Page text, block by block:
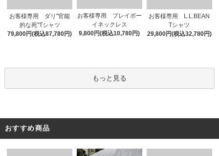
お客様専用 ダリ"官能
的な死"Tシャツ
79,800円(税込87,780円)
お客様専用 プレイボー
イネックレス
9,800円(税込10,780円)
お客様専用 L.L.BEAN
Tシャツ
29,800円(税込32,780円)
もっと見る
おすすめ商品